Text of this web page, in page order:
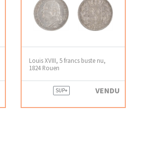
Louis XVIII, 5 francs buste nu,
1824 Rouen
SUP+ VENDU